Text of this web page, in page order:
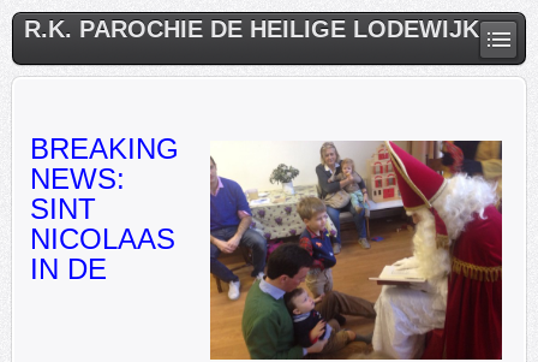
R.K. PAROCHIE DE HEILIGE LODEWIJK
BREAKING
NEWS:
SINT
NICOLAAS
IN DE